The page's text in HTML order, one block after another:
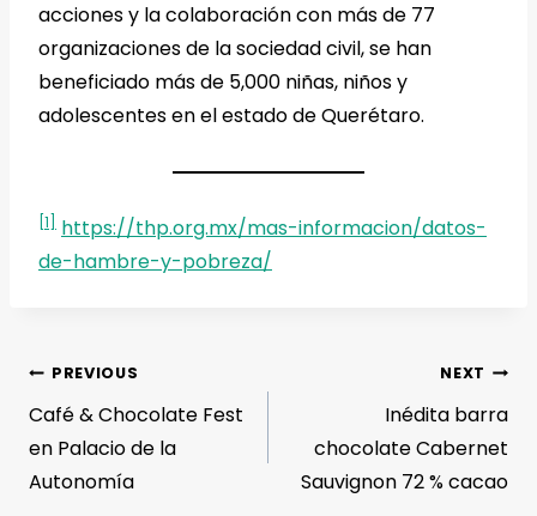
acciones y la colaboración con más de 77
organizaciones de la sociedad civil, se han
beneficiado más de 5,000 niñas, niños y
adolescentes en el estado de Querétaro.
[1]
https://thp.org.mx/mas-informacion/datos-
de-hambre-y-pobreza/
PREVIOUS
Café & Chocolate Fest
en Palacio de la
Autonomía
NEXT
Inédita barra
chocolate Cabernet
Sauvignon 72 % cacao